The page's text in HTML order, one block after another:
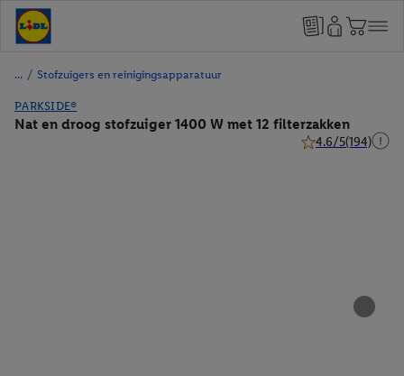
/ Stofzuigers en reinigingsapparatuur
PARKSIDE®
Nat en droog stofzuiger 1400 W met 12 filterzakken
4.6/5(194)